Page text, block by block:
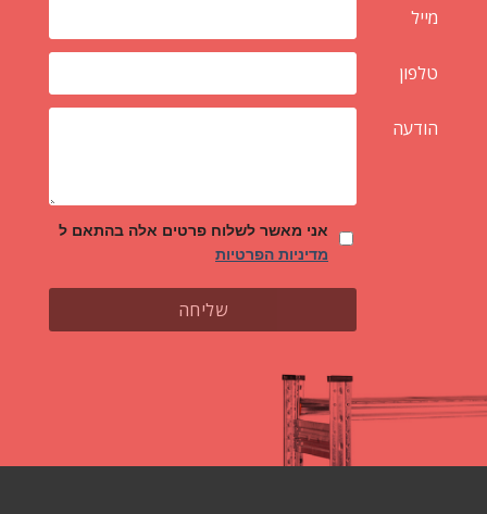
מייל
טלפון
הודעה
אני מאשר לשלוח פרטים אלה בהתאם ל
מדיניות הפרטיות